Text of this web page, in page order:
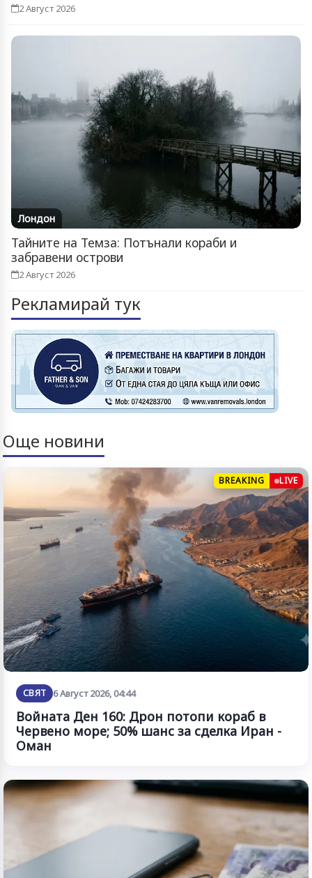
2 Август 2026
Лондон
Тайните на Темза: Потънали кораби и
забравени острови
2 Август 2026
Рекламирай тук
Още новини
BREAKING LIVE
СВЯТ 6 Август 2026, 04:44
Войната Ден 160: Дрон потопи кораб в
Червено море; 50% шанс за сделка Иран -
Оман